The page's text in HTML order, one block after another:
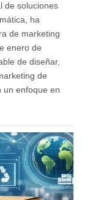
de soluciones
ha
de marketing
enero de
de diseñar,
de
un enfoque en